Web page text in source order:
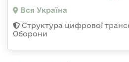
Вся Україна
Структура цифрової
Оборони